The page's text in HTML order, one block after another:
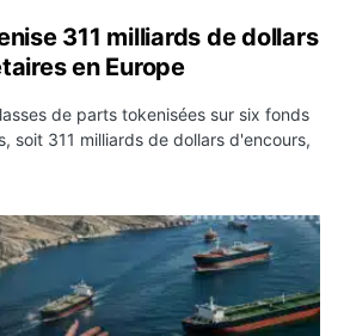
311 milliards de dollars
en Europe
de parts tokenisées sur six fonds
soit 311 milliards de dollars d'encours,
sous 80 dollars après